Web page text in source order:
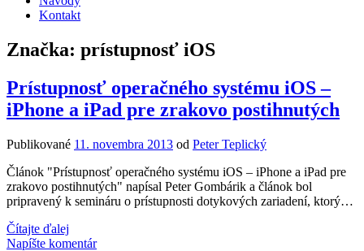
Kontakt
Značka: prístupnosť iOS
Prístupnosť operačného systému iOS –
iPhone a iPad pre zrakovo postihnutých
Publikované 11. novembra 2013 od Peter Teplický
Článok "Prístupnosť operačného systému iOS – iPhone a iPad pre
zrakovo postihnutých" napísal Peter Gombárik a článok bol
pripravený k semináru o prístupnosti dotykových zariadení, ktorý…
Čítajte ďalej
operačného
Napíšte komentár